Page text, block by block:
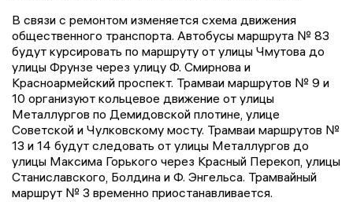
В связи с ремонтом изменяется схема движения
общественного транспорта. Автобусы маршрута № 83
будут курсировать по маршруту от улицы Чмутова до
улицы Фрунзе через улицу Ф. Смирнова и
Красноармейский проспект. Трамваи маршрутов № 9 и
10 организуют кольцевое движение от улицы
Металлургов по Демидовской плотине, улице
Советской и Чулковскому мосту. Трамваи маршрутов №
13 и 14 будут следовать от улицы Металлургов до
улицы Максима Горького через Красный Перекоп, улицы
Станиславского, Болдина и Ф. Энгельса. Трамвайный
маршрут № 3 временно приостанавливается.